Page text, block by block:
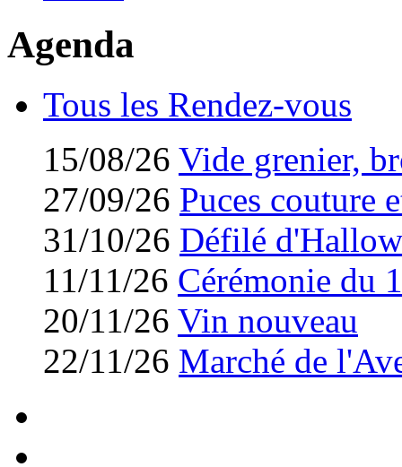
Agenda
Tous les Rendez-vous
15/08/26 Vide grenier,
27/09/26 Puces couture
31/10/26 Défilé
11/11/26 Cérémonie du
20/11/26 Vin nouveau
22/11/26 Marché de